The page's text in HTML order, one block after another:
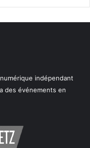
indépendant
des événements en